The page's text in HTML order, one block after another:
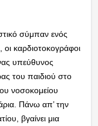
σύμπαν ενός
καρδιοτοκογράφοι
υπεύθυνος
του παιδιού στο
νοσοκομείου
Πάνω απ’ την
βγαίνει μια